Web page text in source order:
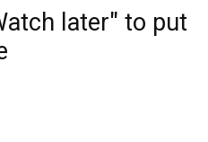
later" to put